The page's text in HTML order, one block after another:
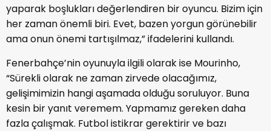
yaparak boşlukları değerlendiren bir oyuncu. Bizim için
her zaman önemli biri. Evet, bazen yorgun görünebilir
ama onun önemi tartışılmaz,” ifadelerini kullandı.
Fenerbahçe’nin oyunuyla ilgili olarak ise Mourinho,
“Sürekli olarak ne zaman zirvede olacağımız,
gelişimimizin hangi aşamada olduğu soruluyor. Buna
kesin bir yanıt veremem. Yapmamız gereken daha
fazla çalışmak. Futbol istikrar gerektirir ve bazı